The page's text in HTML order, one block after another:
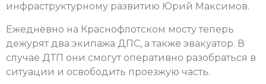
инфраструктурному развитию Юрий Максимов.
Ежедневно на Краснофлотском мосту теперь
дежурят два экипажа ДПС, а также эвакуатор. В
случае ДТП они смогут оперативно разобраться в
ситуации и освободить проезжую часть.